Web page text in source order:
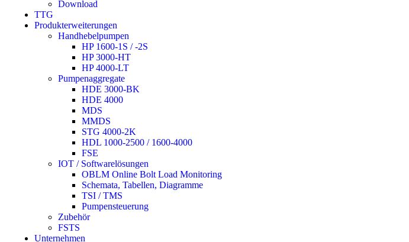
Download
TTG
Produkterweiterungen
Handhebelpumpen
HP 1600-1S / -2S
HP 3000-HT
HP 4000-LT
Pumpenaggregate
HDE 3000-BK
HDE 4000
MDS
MMDS
STG 4000-2K
HDL 1000-2500 / 1600-4000
FSE
IOT / Softwarelösungen
OBLM Online Bolt Load Monitoring
Schemata, Tabellen, Diagramme
TSI / TMS
Pumpensteuerung
Zubehör
FSTS
Unternehmen